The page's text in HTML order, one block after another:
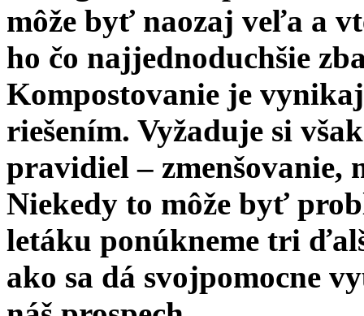
môže byť naozaj veľa a
ho čo najjednoduchšie
Kompostovanie je
riešením. Vyžaduje si
pravidiel – zmenšovanie,
Niekedy to môže byť
letáku ponúkneme tri
ako sa dá svojpomocne